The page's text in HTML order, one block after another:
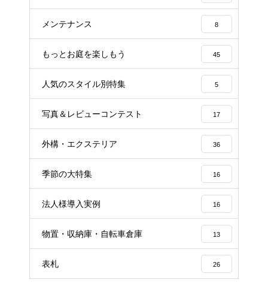
メンテナンス 8
もっとお庭を楽しもう 45
人気のスタイル別特集 5
写真＆レビューコンテスト 17
外構・エクステリア 36
季節の大特集 16
法人様導入実例 16
物置・収納庫・自転車倉庫 13
表札 26